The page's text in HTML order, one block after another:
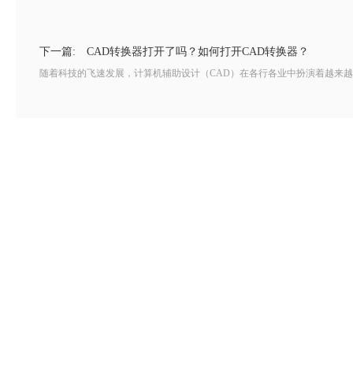
下一篇: CAD转换器打开了吗？如何打开CAD转换器？
随着科技的飞速发展，计算机辅助设计（CAD）在各行各业中扮演着越来